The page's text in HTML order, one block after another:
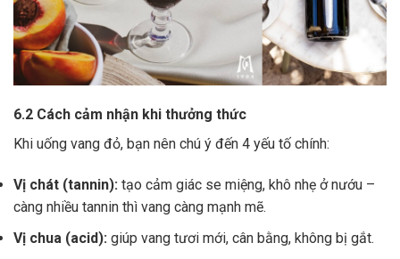
6.2 Cách cảm nhận khi thưởng thức
Khi uống vang đỏ, bạn nên chú ý đến 4 yếu tố chính:
Vị chát (tannin): tạo cảm giác se miệng, khô nhẹ ở nướu –
càng nhiều tannin thì vang càng mạnh mẽ.
Vị chua (acid): giúp vang tươi mới, cân bằng, không bị gắt.